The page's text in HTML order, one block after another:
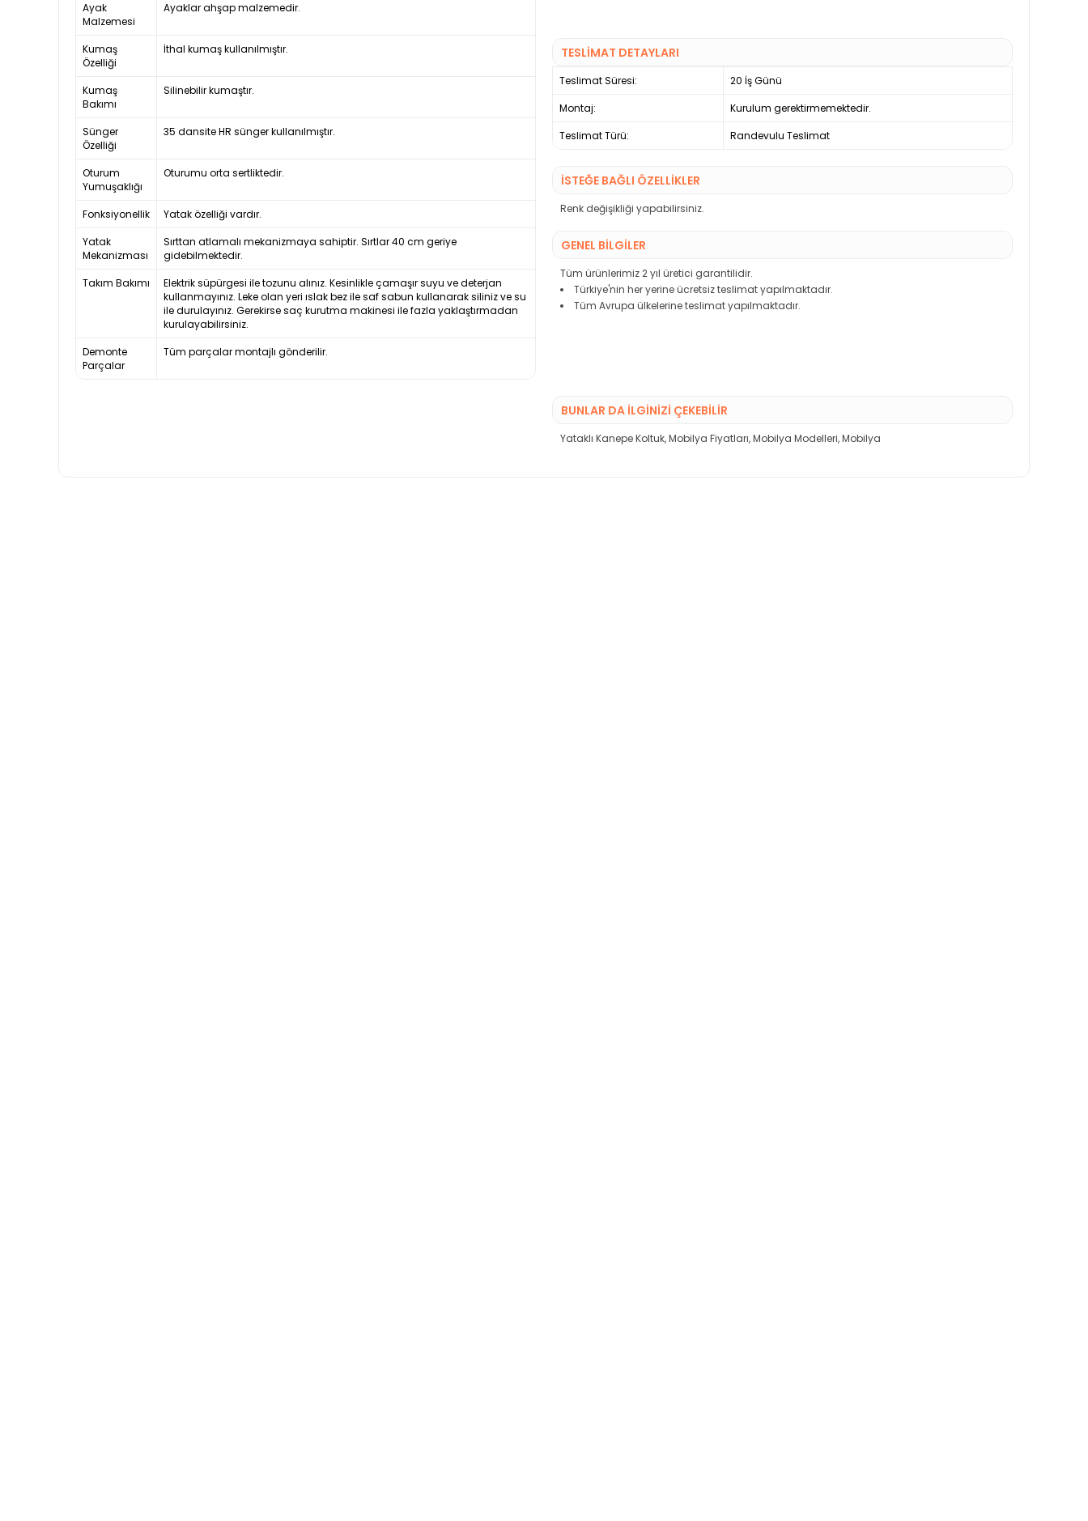
Ayak
Malzemesi
Ayaklar ahşap malzemedir.
Kumaş
Özelliği
İthal kumaş kullanılmıştır.
Kumaş
Bakımı
Silinebilir kumaştır.
Sünger
Özelliği
35 dansite HR sünger kullanılmıştır.
Oturum
Yumuşaklığı
Oturumu orta sertliktedir.
Fonksiyonellik
Yatak özelliği vardır.
Yatak
Mekanizması
Sırttan atlamalı mekanizmaya sahiptir. Sırtlar 40 cm geriye
gidebilmektedir.
Takım Bakımı
Elektrik süpürgesi ile tozunu alınız. Kesinlikle çamaşır suyu ve deterjan
kullanmayınız. Leke olan yeri ıslak bez ile saf sabun kullanarak siliniz ve su
ile durulayınız. Gerekirse saç kurutma makinesi ile fazla yaklaştırmadan
kurulayabilirsiniz.
Demonte
Parçalar
Tüm parçalar montajlı gönderilir.
TESLİMAT DETAYLARI
Teslimat Süresi:
20 İş Günü
Montaj:
Kurulum gerektirmemektedir.
Teslimat Türü:
Randevulu Teslimat
İSTEĞE BAĞLI ÖZELLİKLER
Renk değişikliği yapabilirsiniz.
GENEL BİLGİLER
Tüm ürünlerimiz 2 yıl üretici garantilidir.
Türkiye'nin her yerine ücretsiz teslimat yapılmaktadır.
Tüm Avrupa ülkelerine teslimat yapılmaktadır.
BUNLAR DA İLGINIZI ÇEKEBILIR
Yataklı Kanepe Koltuk,Mobilya Fiyatları,Mobilya Modelleri,Mobilya